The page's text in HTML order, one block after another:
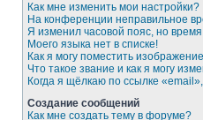
Как мне изменить мои настройки?
На конференции неправильное
Я изменил часовой пояс, но
Моего языка нет в списке!
Как я могу поместить
Что такое звание и как я могу
Когда я щёлкаю по ссылке
Создание сообщений
Как мне создать тему в форуме?